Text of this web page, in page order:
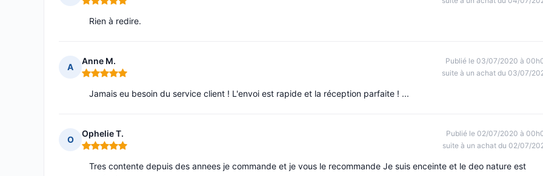
Note : 5 sur 5
Rien à redire.
A
Anne M.
Note : 5 sur 5
Publié le 03/07/2020 à
suite à un achat du 03/07/
Jamais eu besoin du service client ! L'envoi est rapide et la réception parfaite ! ...
O
Ophelie T.
Note : 5 sur 5
Publié le 02/07/2020 à
suite à un achat du 02/07/
Tres contente depuis des annees je commande et je vous le recommande Je suis enceinte et le deo nature est